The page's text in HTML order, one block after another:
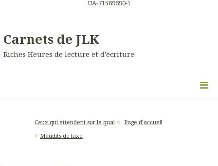
UA-71569690-1
Carnets de JLK
Riches Heures de lecture et d'écriture
Ceux qui attendent sur le quai
Page d'accueil
Maudits de luxe